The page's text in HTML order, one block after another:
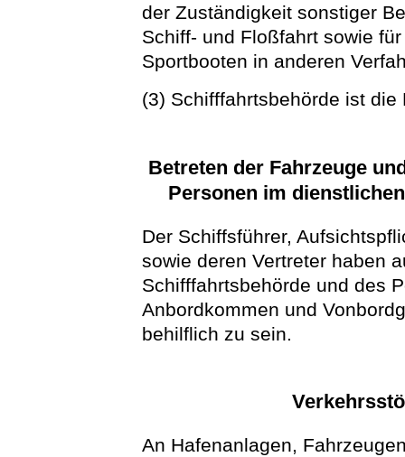
der Zuständigkeit sonstiger
Schiff- und Floßfahrt sowie
Sportbooten in anderen
(3) Schifffahrtsbehörde ist
Betreten der Fahrzeuge
Personen im
Der Schiffsführer,
sowie deren Vertreter haben
Schifffahrtsbehörde und des
Anbordkommen und
behilflich zu sein.
An Hafenanlagen,